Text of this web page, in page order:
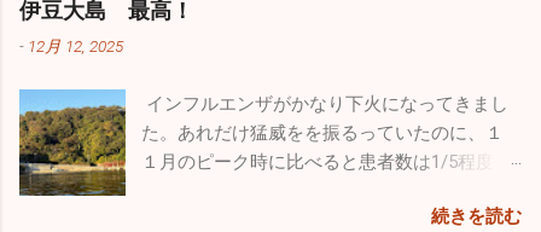
ぎて普通に生活していてもストレスがたまり
マンスを上...
由に動き回っていますが、それでも狭い空間
歩でもこれだけ走ることはありませんので、
とても楽しかったと思います。 普段はどうし
ても人間中心の生活になってしまいますが、
トレスがたまらないようなるべく外に連れ出
と思ったのですが、空気を入れてもすぐにタ
イヤが柔らくなってしまいます。よくよく見
たらビスのようなものが刺さっていました。
前回飛んだ時には気づきませんでしたが、す
ほど出たのでやはり油断はできませんね。引
はどのように過ごされましたか。自分は久し
ぶりに１週間もお休みを頂いたのでワンコ達
と九州旅行をしていました。 12/26診療終了
司に向かいました。24時間の船旅でしたが、
伊豆大島 最高！
- 12月 12, 2025
インフルエンザがかなり下火になってきまし
た。あれだけ猛威をを振るっていたのに、１
１月のピーク時に比べると患者数は1/5程度、
代わり嘔吐・下痢・腹痛の感染性胃腸炎が大
続きを読む